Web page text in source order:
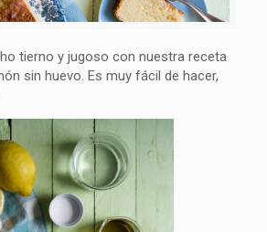
tierno y jugoso con nuestra receta
sin huevo. Es muy fácil de hacer,